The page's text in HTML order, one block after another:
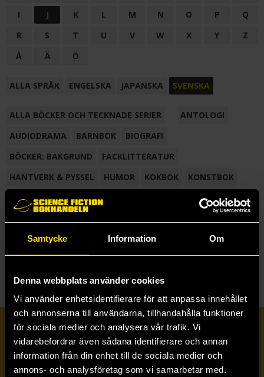
Samtycke Information Om
Denna webbplats använder cookies
Vi använder enhetsidentifierare för att anpassa innehållet
och annonserna till användarna, tillhandahålla funktioner
för sociala medier och analysera vår trafik. Vi
vidarebefordrar även sådana identifierare och annan
information från din enhet till de sociala medier och
annons- och analysföretag som vi samarbetar med.
I
J K L M N O P
Q
R
S T U V W X Y
Z
Å
Ä Ö
ALLA SPRÅK ENGELSKA JAPANSKA SVENSKA
ALLA BÖCKER OCH TECKNADE SERIER
ANTOLOGI
AUDIODRAMA
BARNBOK
BIOGRAFI
BÖCKER: BAKGRUND
FACKLITTERATUR
HANTVERK & PYSSEL
HUMOR KOKBOK
KONSTBOK
KORTROMAN
LÄROBOK
NOVELL
SAMLINGSVOLYM
TECKNA & MÅLA TECKNAD SERIE
Prenumerera på vårt nyhetsbrev
Veckobrevet